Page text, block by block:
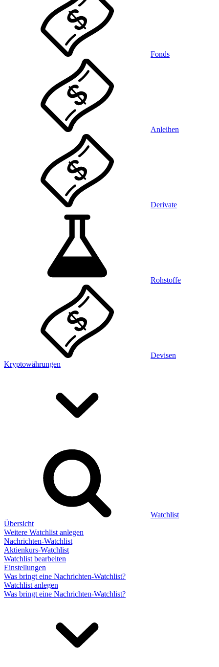
Fonds
Anleihen
Derivate
Rohstoffe
Devisen
Kryptowährungen
Watchlist
Übersicht
Weitere Watchlist anlegen
Nachrichten-Watchlist
Aktienkurs-Watchlist
Watchlist bearbeiten
Einstellungen
Was bringt eine Nachrichten-Watchlist?
Watchlist anlegen
Was bringt eine Nachrichten-Watchlist?